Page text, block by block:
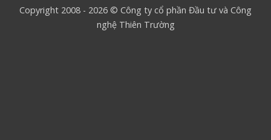
Copyright 2008 - 2026 © Công ty cổ phần Đầu tư và Công
nghệ Thiên Trường